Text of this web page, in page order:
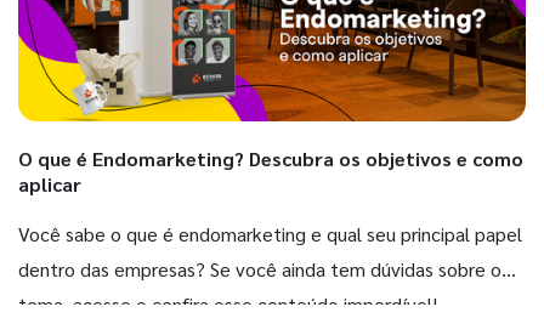
O que é Endomarketing? Descubra os objetivos e como
aplicar
Você sabe o que é endomarketing e qual seu principal papel
dentro das empresas? Se você ainda tem dúvidas sobre o
tema, acesse e confira esse conteúdo imperdível!